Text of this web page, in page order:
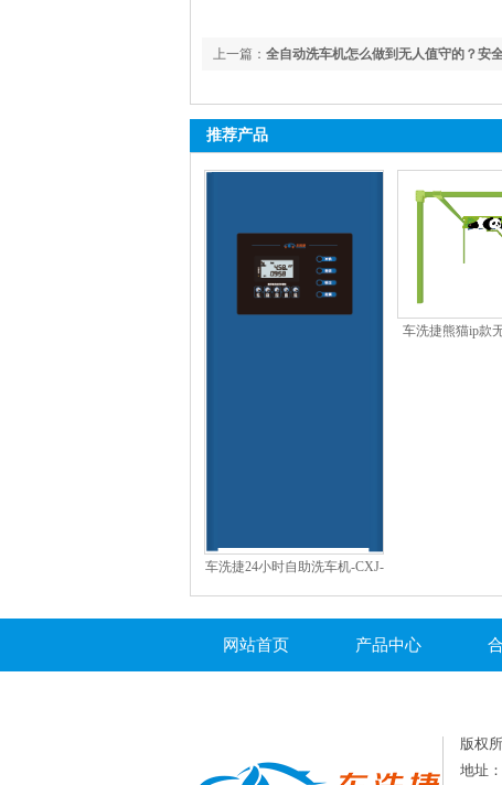
上一篇： 全自动洗车机怎么做到无人值守的？安
推荐产品
车洗捷24小时自助洗车机-CXJ-
车洗捷熊猫ip款
网站首页 产品中心
版权
地址